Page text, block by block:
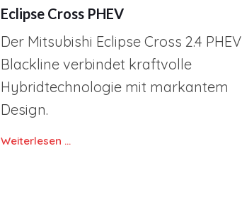
Eclipse Cross PHEV
Der Mitsubishi Eclipse Cross 2.4 PHEV
Blackline verbindet kraftvolle
Hybridtechnologie mit markantem
Design.
Weiterlesen …